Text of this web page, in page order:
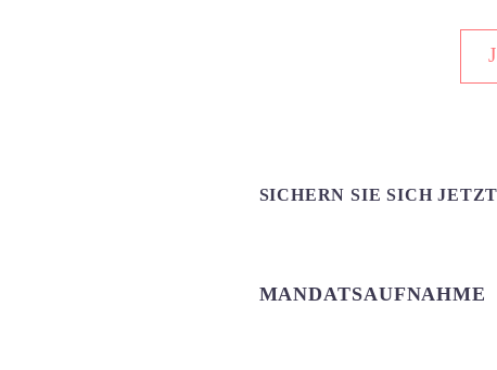
SICHERN SIE SICH
MANDATSAUFNAHME